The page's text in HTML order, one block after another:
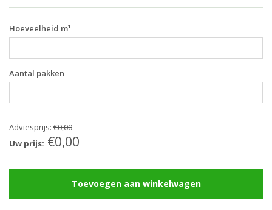
Hoeveelheid m¹
Aantal pakken
Adviesprijs: €0,00
Uw prijs: €0,00
Toevoegen aan winkelwagen